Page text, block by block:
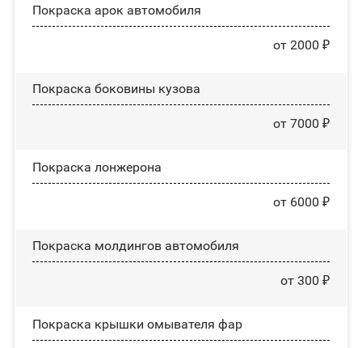
Покраска арок автомобиля
от 2000 ₽
Покраска боковины кузова
от 7000 ₽
Покраска лонжерона
от 6000 ₽
Покраска молдингов автомобиля
от 300 ₽
Покраска крышки омывателя фар